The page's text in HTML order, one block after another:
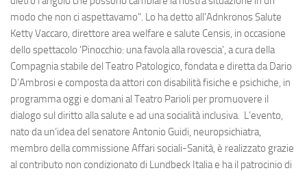
modo che non ci aspettavamo". Lo ha detto all'Adnkronos Salute
Ketty Vaccaro, direttore area welfare e salute Censis, in occasione
dello spettacolo 'Pinocchio: una favola alla rovescia', a cura della
Compagnia stabile del Teatro Patologico, fondata e diretta da Dario
D’Ambrosi e composta da attori con disabilità fisiche e psichiche, in
programma oggi e domani al Teatro Parioli per promuovere il
dialogo sul diritto alla salute e ad una socialità inclusiva. L’evento,
nato da un’idea del senatore Antonio Guidi, neuropsichiatra,
membro della commissione Affari sociali-Sanità, è realizzato grazie
al contributo non condizionato di Lundbeck Italia e ha il patrocinio di